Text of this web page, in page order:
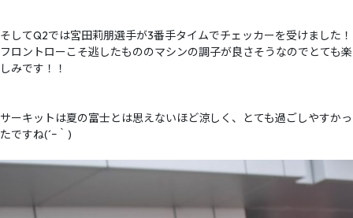
そしてQ2では宮田莉朋選手が3番手タイムでチェッカーを受けました！
フロントローこそ逃したもののマシンの調子が良さそうなのでとても楽
しみです！！
サーキットは夏の富士とは思えないほど涼しく、とても過ごしやすかっ
たですね(´ｰ｀)